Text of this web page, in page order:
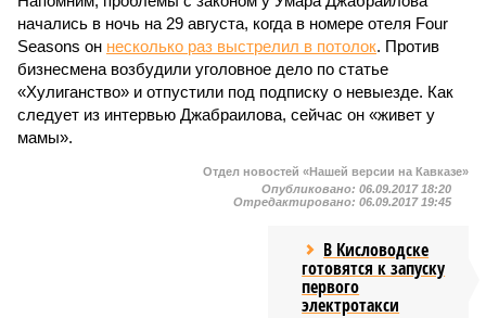
начались в ночь на 29 августа, когда в номере отеля Four
Seasons он несколько раз выстрелил в потолок. Против
бизнесмена возбудили уголовное дело по статье
«Хулиганство» и отпустили под подписку о невыезде. Как
следует из интервью Джабраилова, сейчас он «живет у
мамы».
Отдел новостей «Нашей версии на Кавказе»
Опубликовано: 06.09.2017 18:20
Отредактировано: 06.09.2017 19:45
В Кисловодске
готовятся к запуску
первого
электротакси